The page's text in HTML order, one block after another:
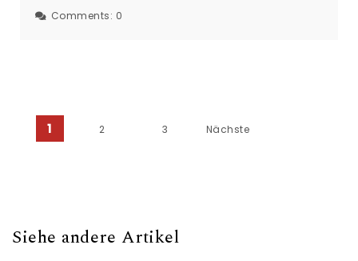
Comments: 0
Seitennummerierung der
1 2 3 Nächste
Siehe andere Artikel